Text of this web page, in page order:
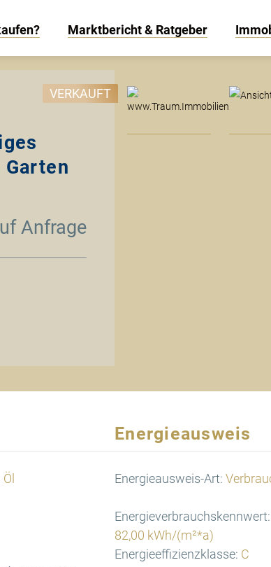
Marktbericht & Ratgeber
VERKAUFT
Anfrage
Öl
Energieausweis
Energieausweis-Art:
Energieverbrauchskennwert:
82,00 kWh/(m²*a)
Energieeffizienzklasse: C